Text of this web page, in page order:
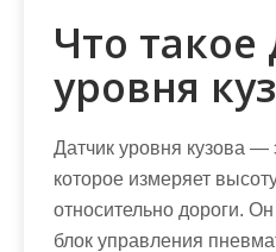
Что такое
уровня
Датчик уровня кузова —
которое измеряет
относительно дороги.
блок управления